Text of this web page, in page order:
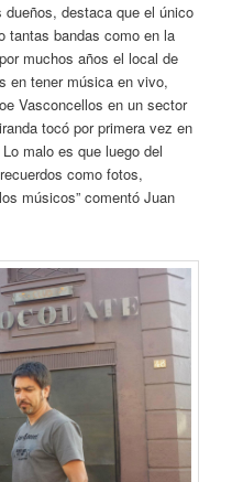
destaca que el único
tantas bandas como en la
muchos años el local de
en tener música en vivo,
Vasconcellos en un sector
tocó por primera vez en
malo es que luego del
como fotos,
músicos” comentó Juan